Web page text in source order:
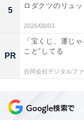
楽天スーパーDEAL
大幅なポイントバ
用いてスーパー
泊すると、もれな
で還元されます。
るおすすめプラン
※プラン名称に【楽
ランのみ、ポイント
5
ロダクツのリュ
2026/08/03
PR
「宝くじ、運じ
こと”してる
合同会社デジタルフ